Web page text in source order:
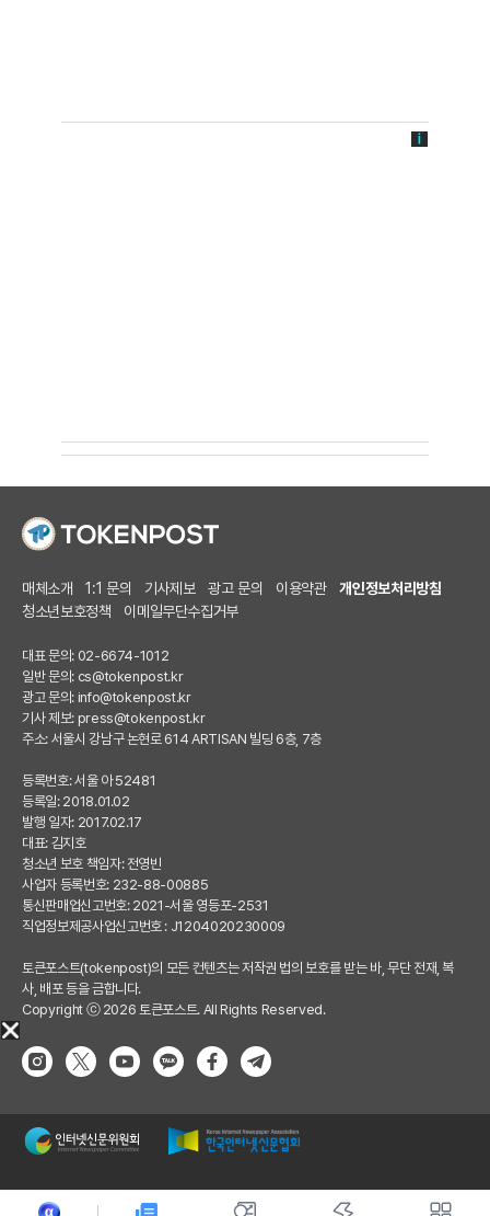
매체소개 1:1 문의 기사제보 광고 문의 이용약관
개인정보처리방침
청소년보호정책
이메일무단수집거부
대표 문의: 02-6674-1012
일반 문의: cs@tokenpost.kr
광고 문의: info@tokenpost.kr
기사 제보: press@tokenpost.kr
주소: 서울시 강남구 논현로 614 ARTISAN 빌딩 6층, 7층
등록번호: 서울 아 52481
등록일: 2018.01.02
발행 일자: 2017.02.17
대표: 김지호
청소년 보호 책임자: 전영빈
사업자 등록번호: 232-88-00885
통신판매업신고번호: 2021-서울 영등포-2531
직업정보제공사업신고번호 : J1204020230009
토큰포스트(tokenpost)의 모든 컨텐츠는 저작권 법의 보호를 받는 바, 무단 전재, 복
사, 배포 등을 금합니다.
Copyright ⓒ 2026 토큰포스트. All Rights Reserved.